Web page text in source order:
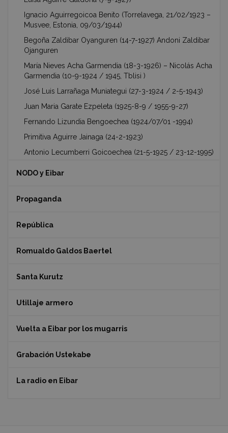
Ignacio Aguirregoicoa Benito (Torrelavega, 21/02/1923 –
Musvee, Estonia, 09/03/1944)
Begoña Zaldibar Oyanguren (14-7-1927) Andoni Zaldibar
Ojanguren
María Nieves Acha Garmendia (18-3-1926) – Nicolás Acha
Garmendia (10-9-1924 / 1945, Tblisi )
José Luis Larrañaga Muniategui (27-3-1924 / 2-5-1943)
Juan Maria Garate Ezpeleta (1925-8-9 / 1955-9-27)
Fernando Lizundia Bengoechea (1924/07/01 -1994)
Primitiva Aguirre Jainaga (24-2-1923)
Antonio Lecumberri Goicoechea (21-5-1925 / 23-12-1995)
NODO y Eibar
Propaganda
República
Romualdo Galdos Baertel
Santa Kurutz
Utillaje armero
Vuelta a Eibar por los mugarris
Grabación Ustekabe
La radio en Eibar